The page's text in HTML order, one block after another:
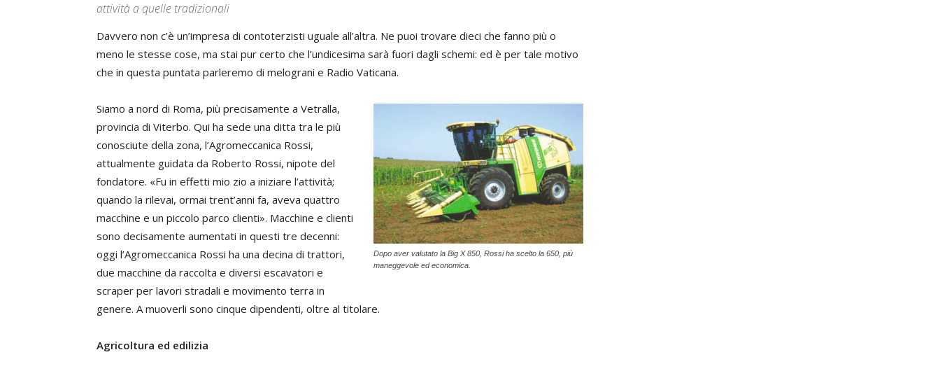
attività a quelle tradizionali
Davvero non c’è un’impresa di contoterzisti uguale all’altra. Ne puoi trovare dieci che fanno più o
meno le stesse cose, ma stai pur certo che l’undicesima sarà fuori dagli schemi: ed è per tale motivo
che in questa puntata parleremo di melograni e Radio Vaticana.
Dopo aver valutato la Big X 850, Rossi ha scelto la 650, più
maneggevole ed economica.
Siamo a nord di Roma, più precisamente a Vetralla,
provincia di Viterbo. Qui ha sede una ditta tra le più
conosciute della zona, l’Agromeccanica Rossi,
attualmente guidata da Roberto Rossi, nipote del
fondatore. «Fu in effetti mio zio a iniziare l’attività;
quando la rilevai, ormai trent’anni fa, aveva quattro
macchine e un piccolo parco clienti». Macchine e clienti
sono decisamente aumentati in questi tre decenni:
oggi l’Agromeccanica Rossi ha una decina di trattori,
due macchine da raccolta e diversi escavatori e
scraper per lavori stradali e movimento terra in
genere. A muoverli sono cinque dipendenti, oltre al titolare.
Agricoltura ed edilizia